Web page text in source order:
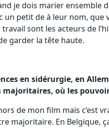
je dois marier ensemble
un petit de à leur nom, que
sont les acteurs de
garder la tête haute.
en sidérurgie, en
majoritaires, où les
de mon film mais c’est
majoritaire. En Belgique,